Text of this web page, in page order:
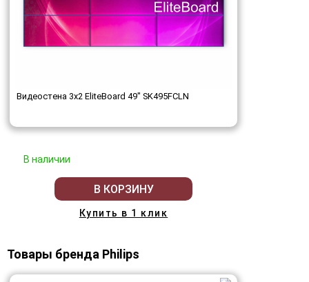
Видеостена 3x2 EliteBoard 49" SK495FCLN
В наличии
В КОРЗИНУ
Купить в 1 клик
Товары бренда Philips